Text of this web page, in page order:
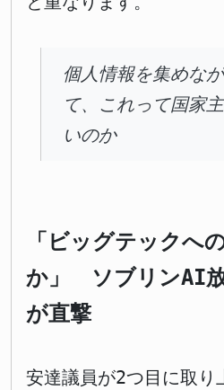
個人情報を集めな
て、これって国家
いのか
「ビッグテックへ
か」 ソブリンAI
が直撃
安達議員が2つ目に取り